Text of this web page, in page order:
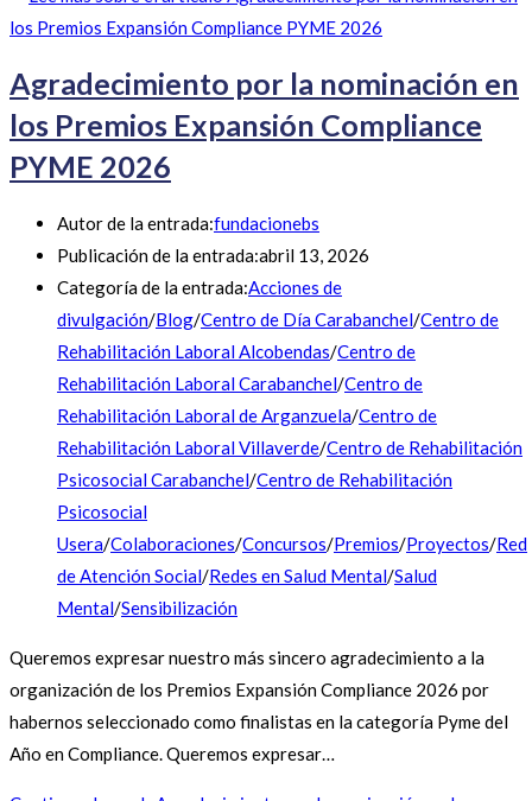
Agradecimiento por la nominación en
los Premios Expansión Compliance
PYME 2026
Autor de la entrada:fundacionebs
Publicación de la entrada:abril 13, 2026
Categoría de la entrada:Acciones de
divulgación/Blog/Centro de Día Carabanchel/Centro de
Rehabilitación Laboral Alcobendas/Centro de
Rehabilitación Laboral Carabanchel/Centro de
Rehabilitación Laboral de Arganzuela/Centro de
Rehabilitación Laboral Villaverde/Centro de Rehabilitación
Psicosocial Carabanchel/Centro de Rehabilitación
Psicosocial
Usera/Colaboraciones/Concursos/Premios/Proyectos/Red
de Atención Social/Redes en Salud Mental/Salud
Mental/Sensibilización
Queremos expresar nuestro más sincero agradecimiento a la
organización de los Premios Expansión Compliance 2026 por
habernos seleccionado como finalistas en la categoría Pyme del
Año en Compliance. Queremos expresar…